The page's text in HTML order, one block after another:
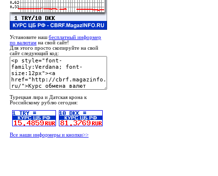
Установите наш бесплатный информер
по валютам на свой сайт!
Для этого просто скопируйте на свой
сайт следующий код:
Турецкая лира и Датская крона к
Российскому рублю сегодня:
Все наши информеры и кнопки>>